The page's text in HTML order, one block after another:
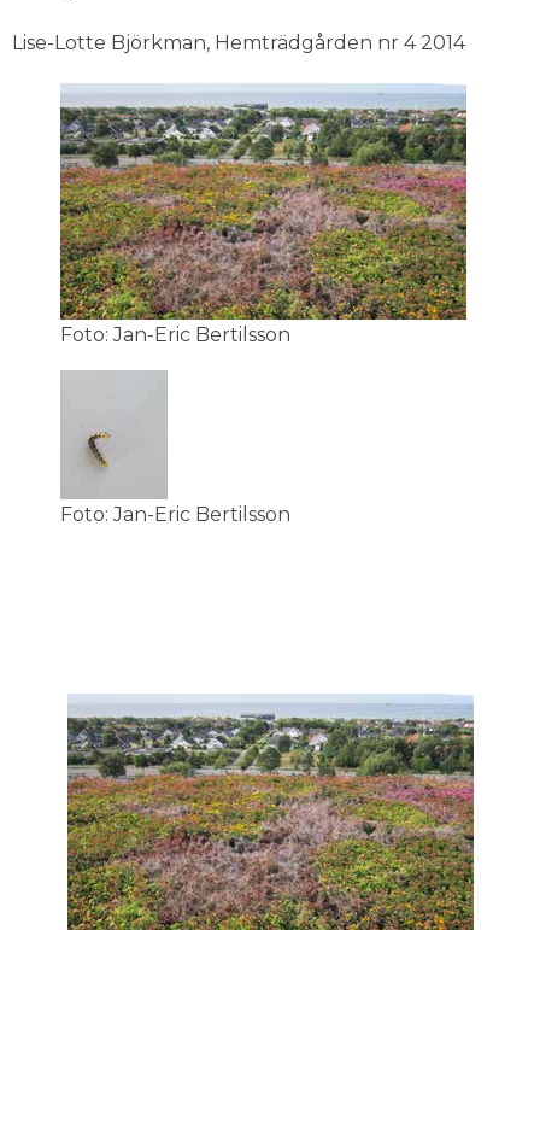
Lise-Lotte Björkman, Hemträdgården nr 4 2014
Foto: Jan-Eric Bertilsson
Foto: Jan-Eric Bertilsson